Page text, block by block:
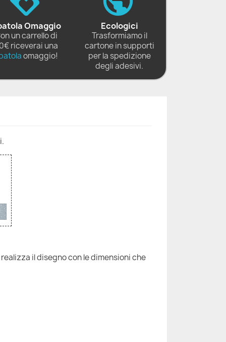
Omaggio
un carrello di
riceverai una
omaggio!
Ecologici
Trasformiamo il
cartone in supporti
per la spedizione
degli adesivi.
il disegno con le dimensioni che